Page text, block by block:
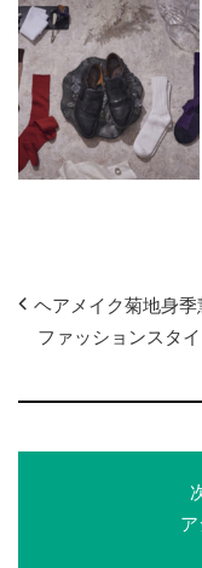
ヘアメイク菊地身
ファッションスタ